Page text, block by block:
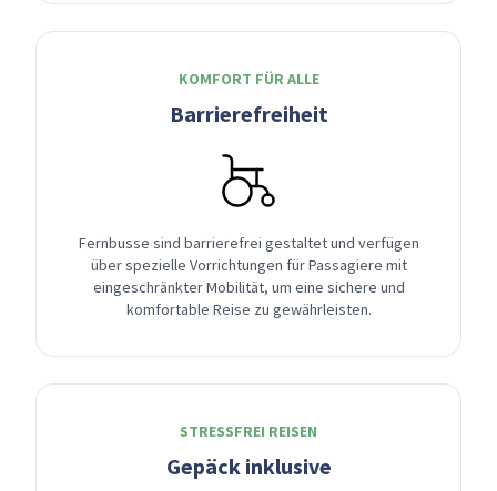
KOMFORT FÜR ALLE
Barrierefreiheit
Fernbusse sind barrierefrei gestaltet und verfügen
über spezielle Vorrichtungen für Passagiere mit
eingeschränkter Mobilität, um eine sichere und
komfortable Reise zu gewährleisten.
STRESSFREI REISEN
Gepäck inklusive